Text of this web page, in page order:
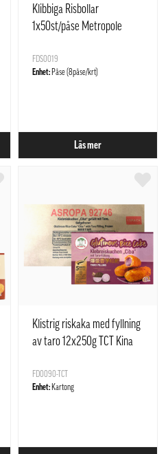
Klibbiga Risbollar
1x50st/påse Metropole
FDS0019
Enhet: Påse (8påse/krt)
Läs mer
Klistrig riskaka med fyllning
av taro 12x250g TCT Kina
FD0090-TCT
Enhet: Kartong